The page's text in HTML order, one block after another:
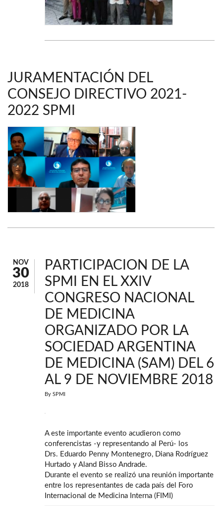
JURAMENTACIÓN DEL
CONSEJO DIRECTIVO 2021-
2022 SPMI
NOV
30
2018
PARTICIPACION DE LA
SPMI EN EL XXIV
CONGRESO NACIONAL
DE MEDICINA
ORGANIZADO POR LA
SOCIEDAD ARGENTINA
DE MEDICINA (SAM) DEL 6
AL 9 DE NOVIEMBRE 2018
By SPMI
A este importante evento acudieron como
conferencistas -y representando al Perú- los
Drs. Eduardo Penny Montenegro, Diana Rodríguez
Hurtado y Aland Bisso Andrade.
Durante el evento se realizó una reunión importante
entre los representantes de cada país del Foro
Internacional de Medicina Interna (FIMI)